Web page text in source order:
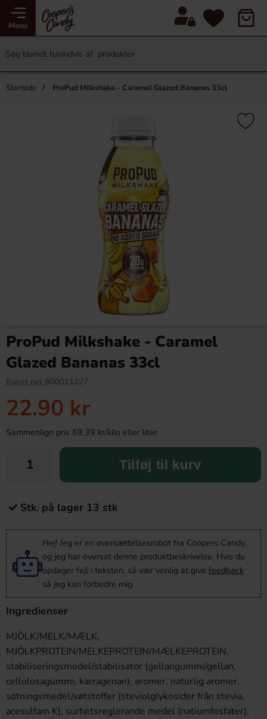
Menu
Startside ProPud Milkshake - Caramel Glazed Bananas 33cl
ProPud Milkshake - Caramel
Glazed Bananas 33cl
Kunst nej: 800011227
22.90 kr
Sammenlign pris 69.39 kr/kilo eller liter
Tilføj til kurv
Stk. på lager 13 stk
Hej! Jeg er en oversættelsesrobot fra Coopers Candy,
og jeg har oversat denne produktbeskrivelse. Hvis du
opdager fejl i teksten, så vær venlig at give feedback
så jeg kan forbedre mig.
Ingredienser
MJÖLK/MELK/MÆLK,
MJÖLKPROTEIN/MELKEPROTEIN/MÆLKEPROTEIN,
stabiliseringsmedel/stabilisator (gellangummi/gellan,
cellulosagummi, karragenan), aromer, naturlig aromer,
sötningsmedel/søtstoffer (steviolglykosider från stevia,
acesulfam K), surhetsreglerande medel (natiumfosfater),